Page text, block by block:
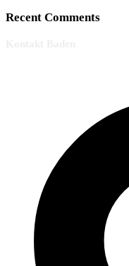
Recent Comments